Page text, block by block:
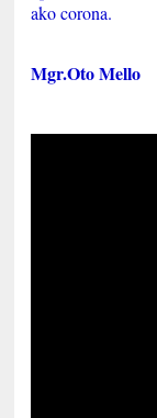
ako corona.
Mgr.Oto Mello